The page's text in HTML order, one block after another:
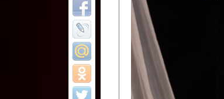
Все отчеты
Финал
цирковых